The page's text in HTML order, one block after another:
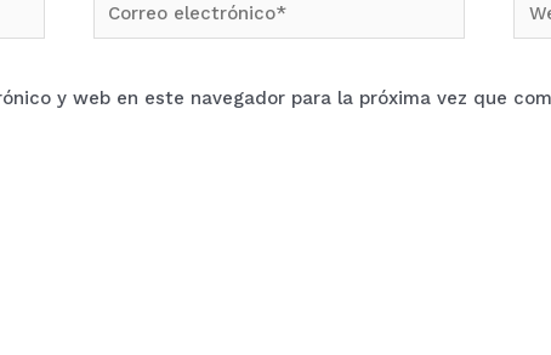
electrónico*
y web en este navegador para la próxima vez que